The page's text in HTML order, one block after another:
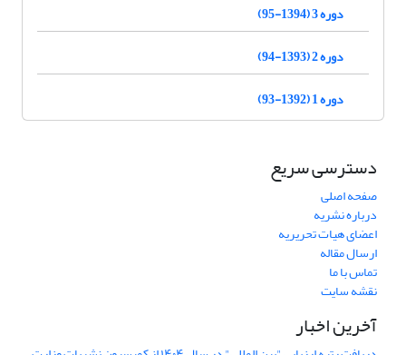
دوره 3 (1394-95)
دوره 2 (1393-94)
دوره 1 (1392-93)
دسترسی سریع
صفحه اصلی
درباره نشریه
اعضای هیات تحریریه
ارسال مقاله
تماس با ما
نقشه سایت
آخرین اخبار